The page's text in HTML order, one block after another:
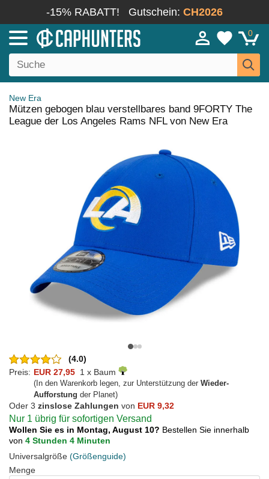
-15% RABATT! Gutschein: CH2026
0
New Era
Mützen gebogen blau verstellbares band 9FORTY The
League der Los Angeles Rams NFL von New Era
(4.0)
Preis: EUR 27,95 1 x Baum
(In den Warenkorb legen, zur Unterstützung der Wieder-
Aufforstung der Planet)
Oder 3 zinslose Zahlungen von EUR 9,32
Nur 1 übrig für sofortigen Versand
Wollen Sie es in Montag, August 10? Bestellen Sie innerhalb
von 4 Stunden 4 Minuten
Universalgröße (Größenguide)
Menge